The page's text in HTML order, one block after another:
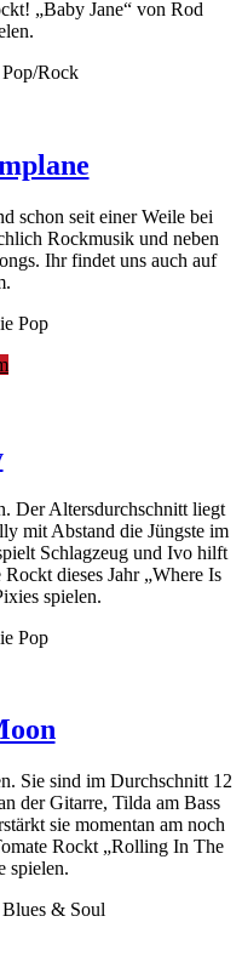
„Baby Jane“ von Rod
Rock
schon seit einer Weile bei
Rockmusik und neben
Ihr findet uns auch auf
Pop
Der Altersdurchschnitt liegt
mit Abstand die Jüngste im
Schlagzeug und Ivo hilft
dieses Jahr „Where Is
spielen.
Pop
Sie sind im Durchschnitt 12
der Gitarre, Tilda am Bass
sie momentan am noch
Rockt „Rolling In The
spielen.
& Soul